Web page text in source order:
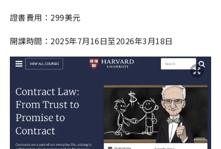
證書費用：299美元
開課時間：2025年7月16日至2026年3月18日